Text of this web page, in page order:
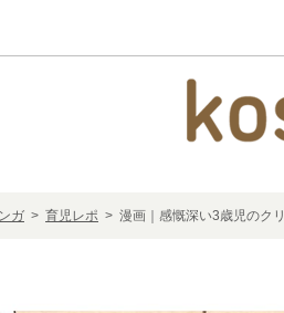
ガ > 育児レポ > 漫画｜感慨深い3歳児のク